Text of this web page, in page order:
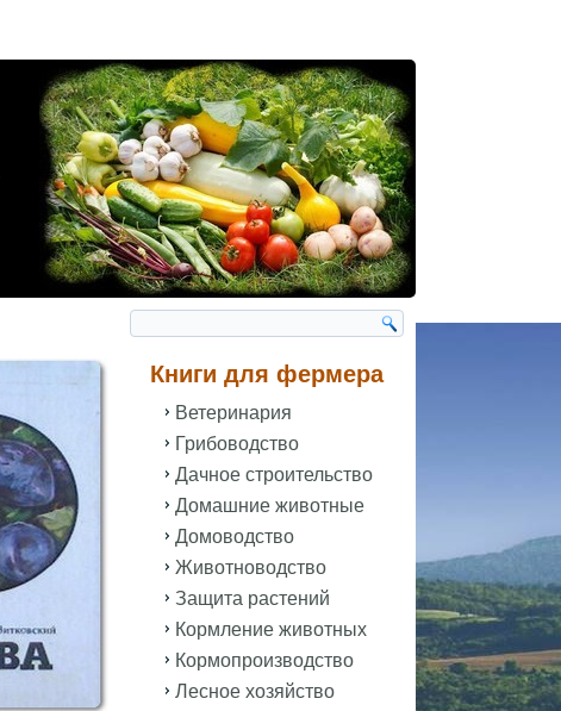
Книги для фермера
Ветеринария
Грибоводство
Дачное строительство
Домашние животные
Домоводство
Животноводство
Защита растений
Кормление животных
Кормопроизводство
Лесное хозяйство